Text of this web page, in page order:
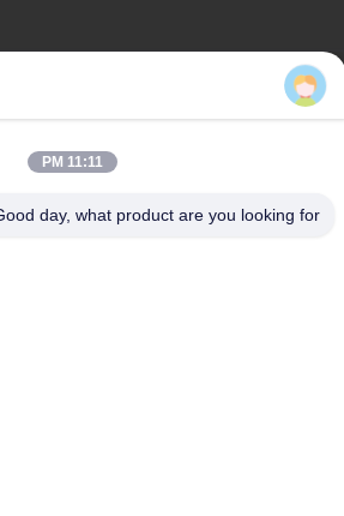
عنوان
هاتف
11:11 PM
Good day, what product are you looking for?